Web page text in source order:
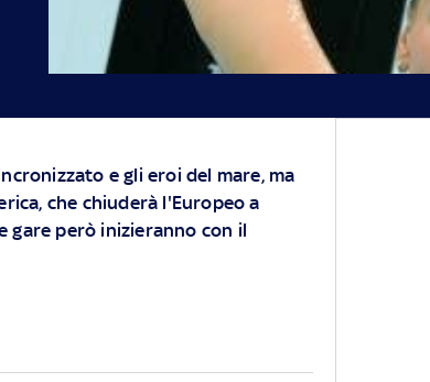
e gli eroi del mare, ma
che chiuderà l'Europeo a
gare però inizieranno con il